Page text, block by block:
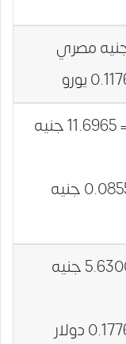
1 جنيه استرليني = 11.6965 جنيه
1 جنيه مصري = 0.0855 جنيه
1 دولار كندي = 5.6300 جنيه
1 جنيه مصري = 0.1776 دولار